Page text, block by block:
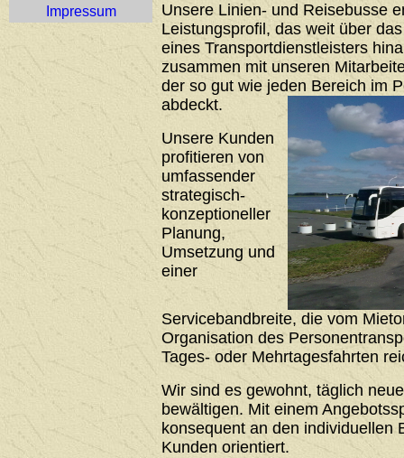
Impressum
Unsere Linien- und Reisebusse
Leistungsprofil, das weit über
eines Transportdienstleisters
zusammen mit unseren
der so gut wie jeden Bereich im
abdeckt.
Unsere Kunden
profitieren von
umfassender
strategisch-
konzeptioneller
Planung,
Umsetzung und
einer
Servicebandbreite, die vom
Organisation des
Tages- oder Mehrtagesfahrten
Wir sind es gewohnt, täglich
bewältigen. Mit einem
konsequent an den individuellen
Kunden orientiert.